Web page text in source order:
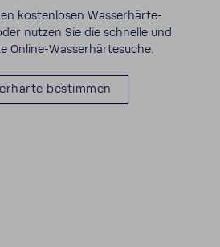
kosten­losen Wasserhärte-​
nutzen Sie die schnelle und
Online-​Wasserhärtesuche.
bestimmen